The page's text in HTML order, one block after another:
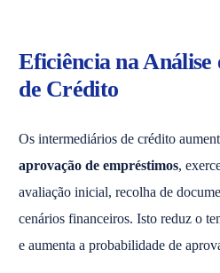
Eficiência na Análise
de Crédito
Os intermediários de crédito
aprovação de empréstimos,
avaliação inicial, recolha de
cenários financeiros. Isto reduz o
e aumenta a probabilidade de